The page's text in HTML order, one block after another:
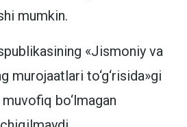
mumkin.
«Jismoniy va
murojaatlari to‘g‘risida»gi
bo‘lmagan